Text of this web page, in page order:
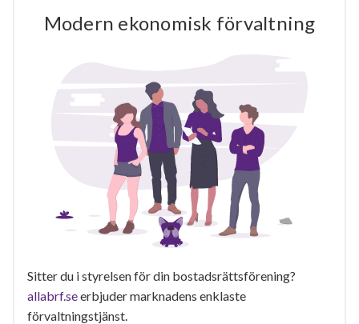
Modern ekonomisk förvaltning
Sitter du i styrelsen för din bostadsrättsförening?
allabrf.seerbjuder marknadens enklaste
förvaltningstjänst.